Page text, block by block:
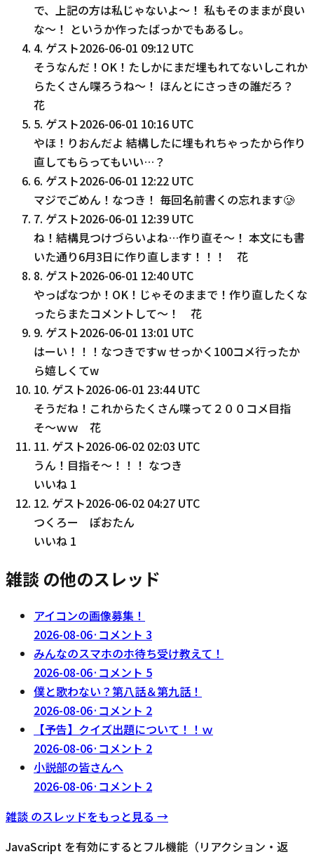
で、上記の方は私じゃないよ〜！ 私もそのままが良い
な〜！ というか作ったばっかでもあるし。
4. ゲスト2026-06-01 09:12 UTC
そうなんだ！OK！たしかにまだ埋もれてないしこれか
らたくさん喋ろうね〜！ ほんとにさっきの誰だろ？
花
5. ゲスト2026-06-01 10:16 UTC
やほ！りおんだよ 結構したに埋もれちゃったから作り
直してもらってもいい…？
6. ゲスト2026-06-01 12:22 UTC
マジでごめん！なつき！ 毎回名前書くの忘れます🥲‎
7. ゲスト2026-06-01 12:39 UTC
ね！結構見つけづらいよね…作り直そ〜！ 本文にも書
いた通り6月3日に作り直します！！！ 花
8. ゲスト2026-06-01 12:40 UTC
やっぱなつか！OK！じゃそのままで！作り直したくな
ったらまたコメントして〜！ 花
9. ゲスト2026-06-01 13:01 UTC
はーい！！！なつきですw せっかく100コメ行ったか
ら嬉しくてw
10. ゲスト2026-06-01 23:44 UTC
そうだね！これからたくさん喋って２００コメ目指
そ〜ｗｗ 花
11. ゲスト2026-06-02 02:03 UTC
うん！目指そ～！！！ なつき
いいね 1
12. ゲスト2026-06-02 04:27 UTC
つくろー ぽおたん
いいね 1
雑談 の他のスレッド
アイコンの画像募集！
2026-08-06· コメント 3
みんなのスマホのホ待ち受け教えて！
2026-08-06· コメント 5
僕と歌わない？第八話＆第九話！
2026-08-06· コメント 2
【予告】クイズ出題について！！ｗ
2026-08-06· コメント 2
小説部の皆さんへ
2026-08-06· コメント 2
雑談 のスレッドをもっと見る →
JavaScript を有効にするとフル機能（リアクション・返